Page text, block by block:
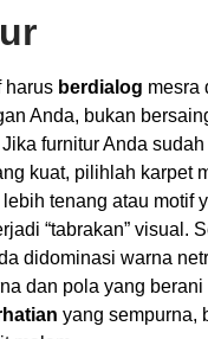
harus berdialog mesra
Anda, bukan
furnitur Anda
kuat, pilihlah karpet
tenang atau motif
“tabrakan” visual.
didominasi warna
dan pola yang
yang sempurna,